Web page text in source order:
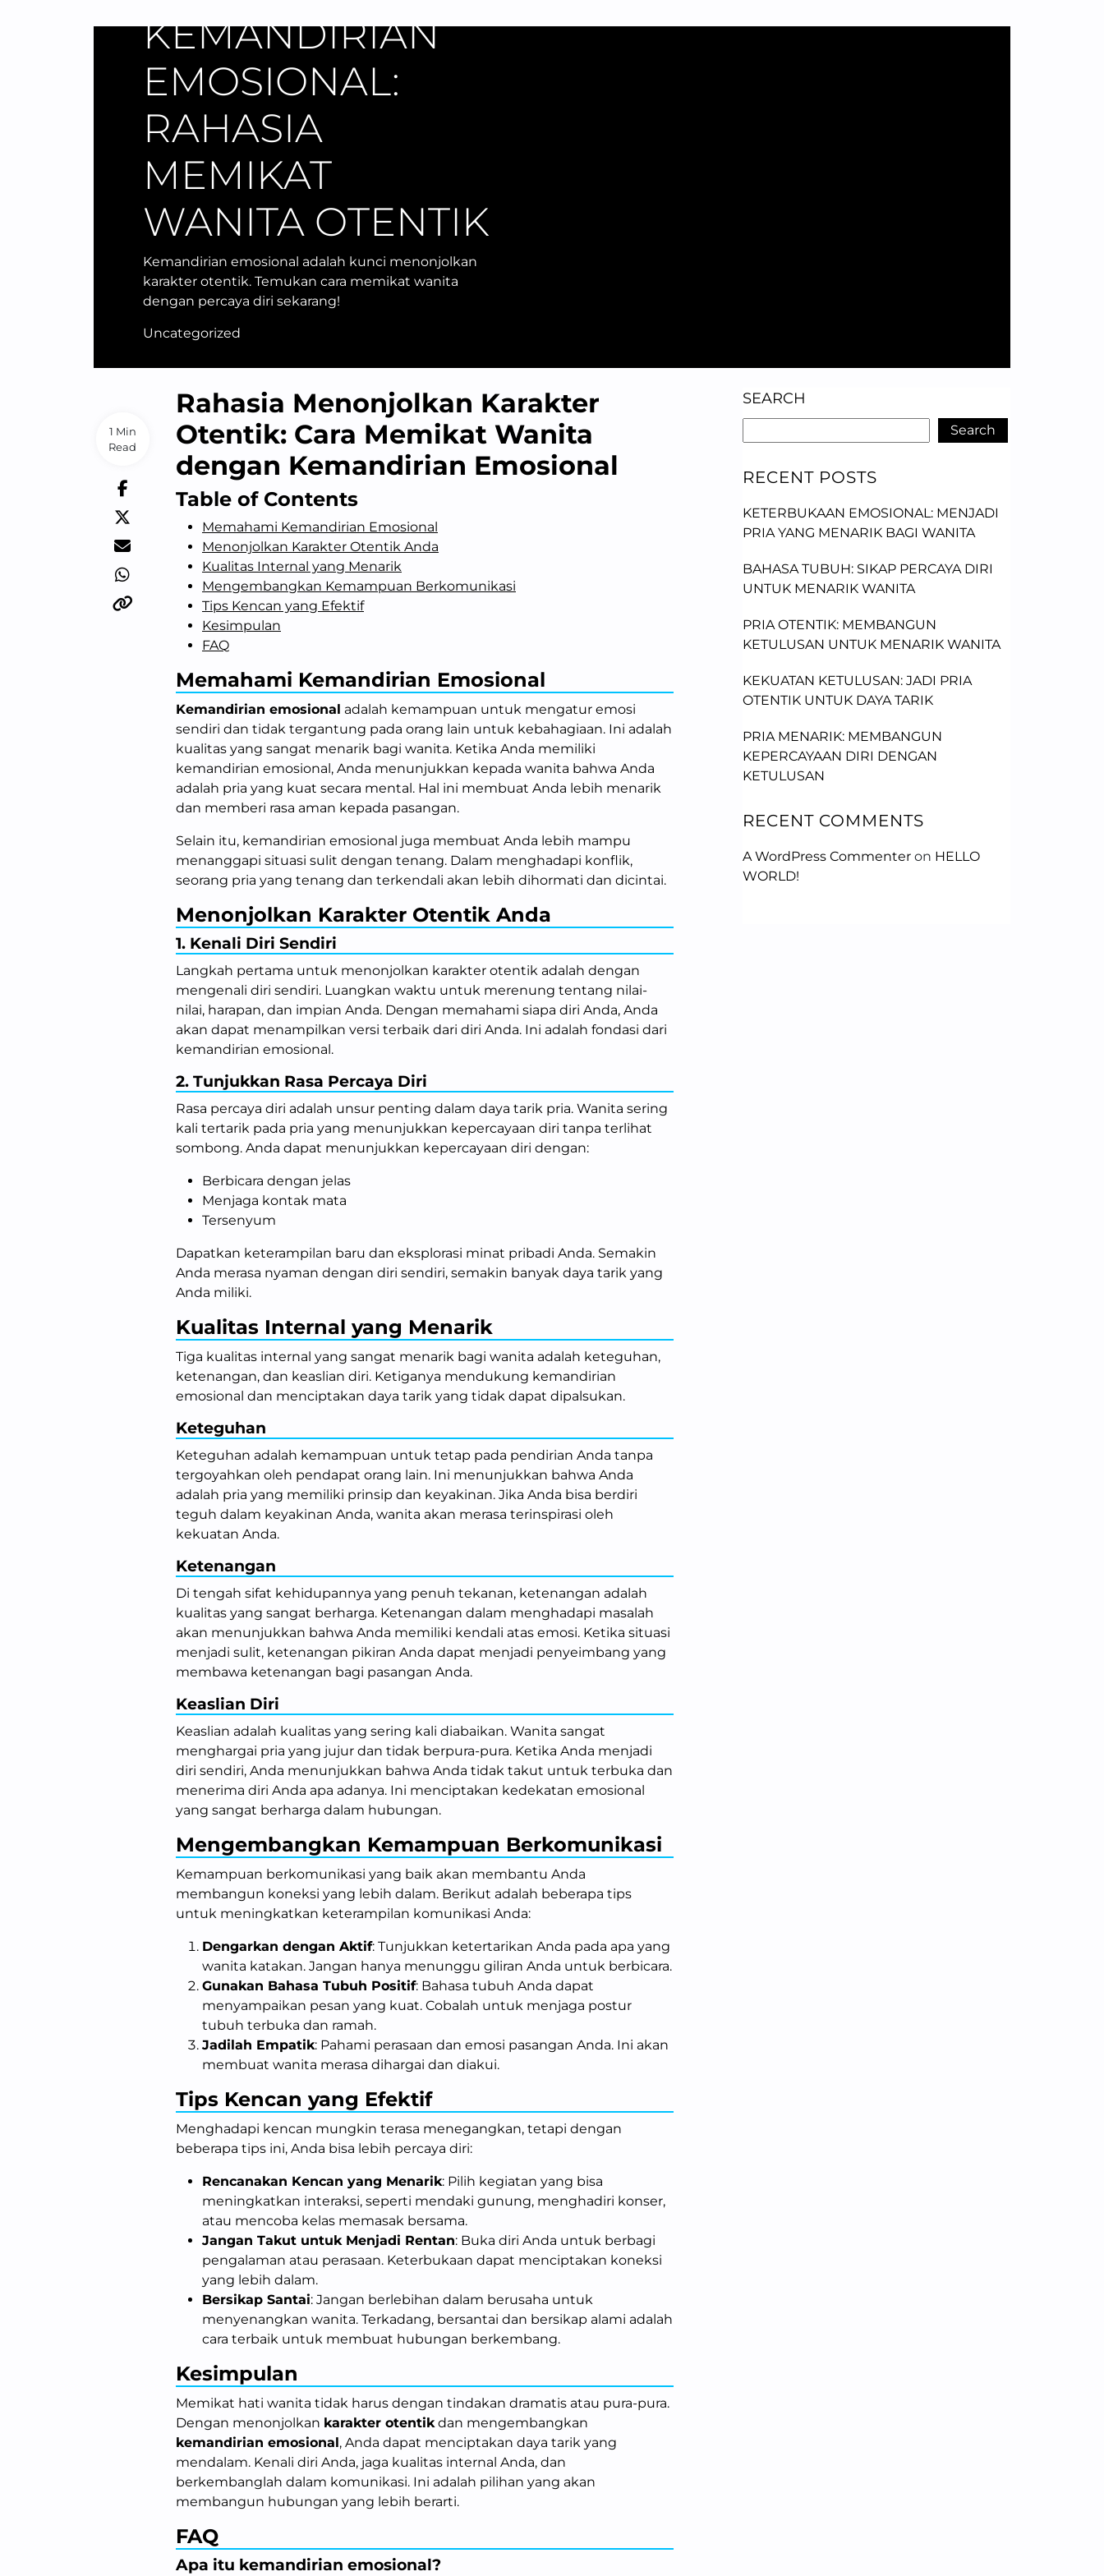
KEMANDIRIAN
EMOSIONAL:
RAHASIA
MEMIKAT
WANITA OTENTIK
Kemandirian emosional adalah kunci menonjolkan
karakter otentik. Temukan cara memikat wanita
dengan percaya diri sekarang!
Uncategorized
1 Min
Read
Rahasia Menonjolkan Karakter
Otentik: Cara Memikat Wanita
dengan Kemandirian Emosional
Table of Contents
Memahami Kemandirian Emosional
Menonjolkan Karakter Otentik Anda
Kualitas Internal yang Menarik
Mengembangkan Kemampuan Berkomunikasi
Tips Kencan yang Efektif
Kesimpulan
FAQ
Memahami Kemandirian Emosional
Kemandirian emosional adalah kemampuan untuk mengatur emosi
sendiri dan tidak tergantung pada orang lain untuk kebahagiaan. Ini adalah
kualitas yang sangat menarik bagi wanita. Ketika Anda memiliki
kemandirian emosional, Anda menunjukkan kepada wanita bahwa Anda
adalah pria yang kuat secara mental. Hal ini membuat Anda lebih menarik
dan memberi rasa aman kepada pasangan.
Selain itu, kemandirian emosional juga membuat Anda lebih mampu
menanggapi situasi sulit dengan tenang. Dalam menghadapi konflik,
seorang pria yang tenang dan terkendali akan lebih dihormati dan dicintai.
Menonjolkan Karakter Otentik Anda
1. Kenali Diri Sendiri
Langkah pertama untuk menonjolkan karakter otentik adalah dengan
mengenali diri sendiri. Luangkan waktu untuk merenung tentang nilai-
nilai, harapan, dan impian Anda. Dengan memahami siapa diri Anda, Anda
akan dapat menampilkan versi terbaik dari diri Anda. Ini adalah fondasi dari
kemandirian emosional.
2. Tunjukkan Rasa Percaya Diri
Rasa percaya diri adalah unsur penting dalam daya tarik pria. Wanita sering
kali tertarik pada pria yang menunjukkan kepercayaan diri tanpa terlihat
sombong. Anda dapat menunjukkan kepercayaan diri dengan:
Berbicara dengan jelas
Menjaga kontak mata
Tersenyum
Dapatkan keterampilan baru dan eksplorasi minat pribadi Anda. Semakin
Anda merasa nyaman dengan diri sendiri, semakin banyak daya tarik yang
Anda miliki.
Kualitas Internal yang Menarik
Tiga kualitas internal yang sangat menarik bagi wanita adalah keteguhan,
ketenangan, dan keaslian diri. Ketiganya mendukung kemandirian
emosional dan menciptakan daya tarik yang tidak dapat dipalsukan.
Keteguhan
Keteguhan adalah kemampuan untuk tetap pada pendirian Anda tanpa
tergoyahkan oleh pendapat orang lain. Ini menunjukkan bahwa Anda
adalah pria yang memiliki prinsip dan keyakinan. Jika Anda bisa berdiri
teguh dalam keyakinan Anda, wanita akan merasa terinspirasi oleh
kekuatan Anda.
Ketenangan
Di tengah sifat kehidupannya yang penuh tekanan, ketenangan adalah
kualitas yang sangat berharga. Ketenangan dalam menghadapi masalah
akan menunjukkan bahwa Anda memiliki kendali atas emosi. Ketika situasi
menjadi sulit, ketenangan pikiran Anda dapat menjadi penyeimbang yang
membawa ketenangan bagi pasangan Anda.
Keaslian Diri
Keaslian adalah kualitas yang sering kali diabaikan. Wanita sangat
menghargai pria yang jujur dan tidak berpura-pura. Ketika Anda menjadi
diri sendiri, Anda menunjukkan bahwa Anda tidak takut untuk terbuka dan
menerima diri Anda apa adanya. Ini menciptakan kedekatan emosional
yang sangat berharga dalam hubungan.
Mengembangkan Kemampuan Berkomunikasi
Kemampuan berkomunikasi yang baik akan membantu Anda
membangun koneksi yang lebih dalam. Berikut adalah beberapa tips
untuk meningkatkan keterampilan komunikasi Anda:
Dengarkan dengan Aktif: Tunjukkan ketertarikan Anda pada apa yang
wanita katakan. Jangan hanya menunggu giliran Anda untuk berbicara.
Gunakan Bahasa Tubuh Positif: Bahasa tubuh Anda dapat
menyampaikan pesan yang kuat. Cobalah untuk menjaga postur
tubuh terbuka dan ramah.
Jadilah Empatik: Pahami perasaan dan emosi pasangan Anda. Ini akan
membuat wanita merasa dihargai dan diakui.
Tips Kencan yang Efektif
Menghadapi kencan mungkin terasa menegangkan, tetapi dengan
beberapa tips ini, Anda bisa lebih percaya diri:
Rencanakan Kencan yang Menarik: Pilih kegiatan yang bisa
meningkatkan interaksi, seperti mendaki gunung, menghadiri konser,
atau mencoba kelas memasak bersama.
Jangan Takut untuk Menjadi Rentan: Buka diri Anda untuk berbagi
pengalaman atau perasaan. Keterbukaan dapat menciptakan koneksi
yang lebih dalam.
Bersikap Santai: Jangan berlebihan dalam berusaha untuk
menyenangkan wanita. Terkadang, bersantai dan bersikap alami adalah
cara terbaik untuk membuat hubungan berkembang.
Kesimpulan
Memikat hati wanita tidak harus dengan tindakan dramatis atau pura-pura.
Dengan menonjolkan karakter otentikdan mengembangkan
kemandirian emosional, Anda dapat menciptakan daya tarik yang
mendalam. Kenali diri Anda, jaga kualitas internal Anda, dan
berkembanglah dalam komunikasi. Ini adalah pilihan yang akan
membangun hubungan yang lebih berarti.
FAQ
Apa itu kemandirian emosional?
SEARCH
Search
RECENT POSTS
KETERBUKAAN EMOSIONAL: MENJADI
PRIA YANG MENARIK BAGI WANITA
BAHASA TUBUH: SIKAP PERCAYA DIRI
UNTUK MENARIK WANITA
PRIA OTENTIK: MEMBANGUN
KETULUSAN UNTUK MENARIK WANITA
KEKUATAN KETULUSAN: JADI PRIA
OTENTIK UNTUK DAYA TARIK
PRIA MENARIK: MEMBANGUN
KEPERCAYAAN DIRI DENGAN
KETULUSAN
RECENT COMMENTS
A WordPress Commenter on HELLO
WORLD!